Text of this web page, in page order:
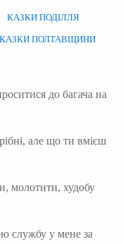
КАЗКИ ПОДІЛЛЯ
КАЗКИ ПОЛТАВЩИНИ
до багача на
але що ти вмієш
молотити, худобу
службу у мене за